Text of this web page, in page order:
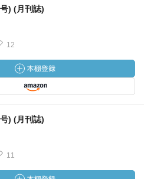
) (月刊誌)
12
) (月刊誌)
11